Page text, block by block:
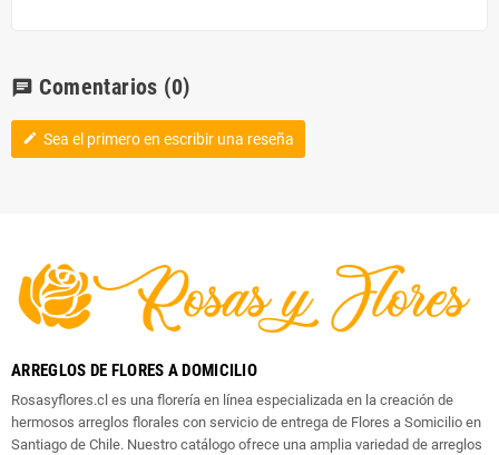
chat Comentarios (0)
edit Sea el primero en escribir una reseña
ARREGLOS DE FLORES A DOMICILIO
Rosasyflores.cl es una florería en línea especializada en la creación de
hermosos arreglos florales con servicio de entrega de Flores a Somicilio en
Santiago de Chile. Nuestro catálogo ofrece una amplia variedad de arreglos